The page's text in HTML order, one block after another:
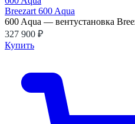
Breezart 600 Aqua
600 Aqua — вентустановка
327 900 ₽
Купить